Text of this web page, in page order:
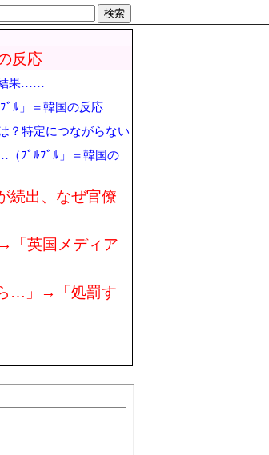
検索
反応
結果……
ﾞﾙ」＝韓国の反応
？特定につながらない
（ﾌﾞﾙﾌﾞﾙ」＝韓国の
続出、なぜ官僚
「英国メディア
ら…」→「処罰す
いる模様